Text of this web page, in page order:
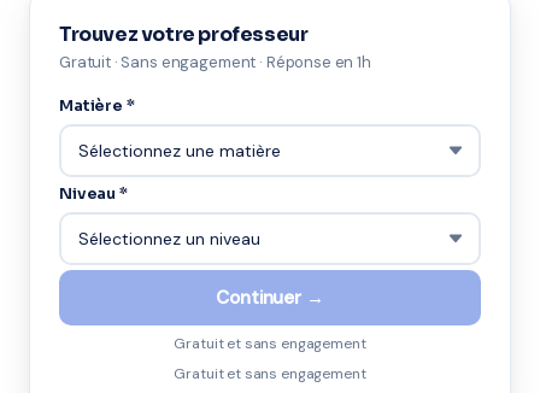
Trouvez votre professeur
Gratuit · Sans engagement · Réponse en 1h
Matière *
Niveau *
Continuer →
Gratuit et sans engagement
Gratuit et sans engagement